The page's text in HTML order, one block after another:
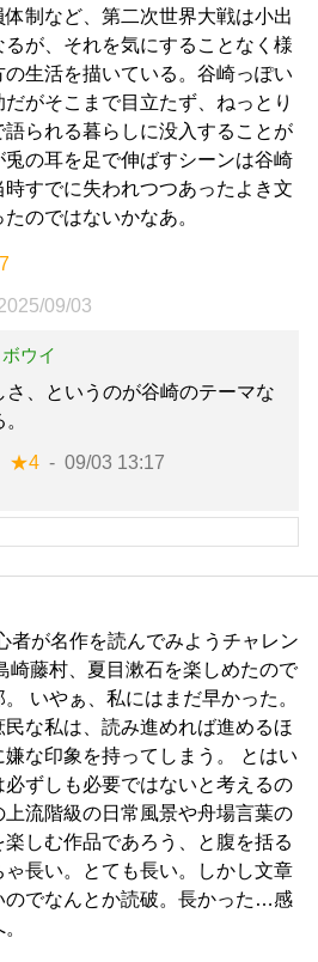
制など、第二次世界大戦は小出
るが、それを気にすることなく様
生活を描いている。谷崎っぽい
がそこまで目立たず、ねっとり
語られる暮らしに没入することが
兎の耳を足で伸ばすシーンは谷崎
時すでに失われつつあったよき文
のではないかなあ。
09/03
ウイ
さ、というのが谷崎のテーマな
★4 09/03 13:17
者が名作を読んでみようチャレン
崎藤村、夏目漱石を楽しめたので
いやぁ、私にはまだ早かった。
な私は、読み進めれば進めるほ
嫌な印象を持ってしまう。 とはい
必ずしも必要ではないと考えるの
上流階級の日常風景や舟場言葉の
しむ作品であろう、と腹を括る
ゃ長い。とても長い。しかし文章
のでなんとか読破。長かった…感